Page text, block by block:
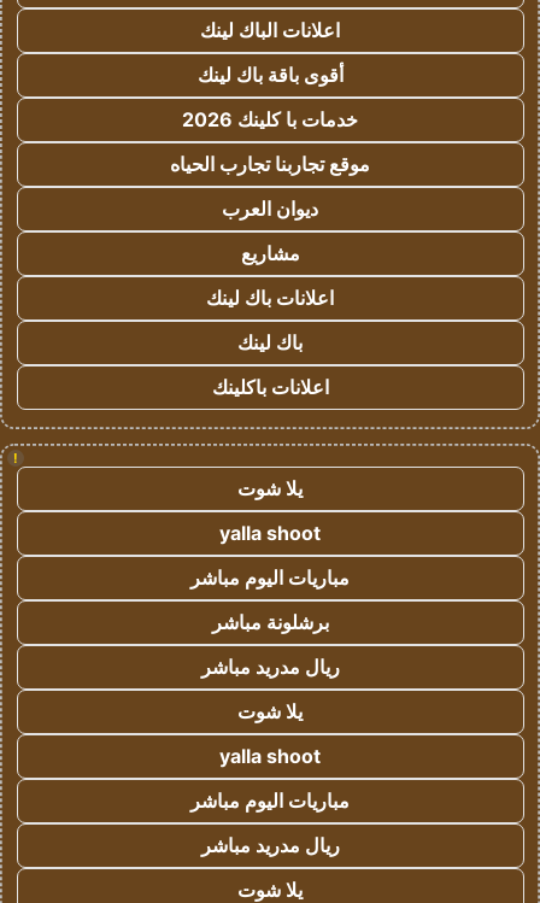
اعلانات الباك لينك
أقوى باقة باك لينك
خدمات با كلينك 2026
موقع تجاربنا تجارب الحياه
ديوان العرب
مشاريع
اعلانات باك لينك
باك لينك
اعلانات باكلينك
!
يلا شوت
yalla shoot
مباريات اليوم مباشر
برشلونة مباشر
ريال مدريد مباشر
يلا شوت
yalla shoot
مباريات اليوم مباشر
ريال مدريد مباشر
يلا شوت